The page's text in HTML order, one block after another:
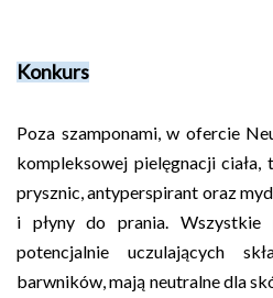
Konkurs
Poza szamponami, w ofercie
kompleksowej pielęgnacji ciała,
prysznic, antyperspirant oraz
i płyny do prania. Wszystkie
potencjalnie uczulających
barwników, mają neutralne dla